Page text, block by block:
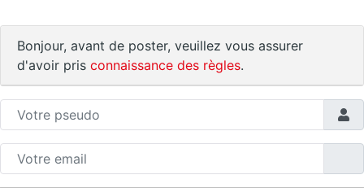
Bonjour, avant de poster, veuillez vous assurer
d'avoir pris connaissance des règles.